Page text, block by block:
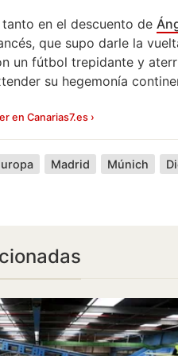
tanto en el descuento de
que supo darle la
un fútbol trepidante y
su hegemonía
en Canarias7.es ›
Madrid Múnich